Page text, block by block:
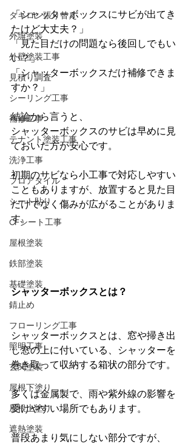
タキロン張り替え
外塀塗装
外壁塗装工事
見積り調査
シーリング工事
補修工事
テナント塗装工事
洗浄工事
フロアタイル
シート貼り
CFシート工事
屋根塗装
鉄部塗装
基礎塗装
錆止め
フローリング工事
照明工事
玄関塗装
屋根下塗り
屋根上塗り
遮熱塗装
「シャッターボックスにサビが出てき
たけど大丈夫？」
「見た目だけの問題なら後回しでもい
い？」
「シャッターボックスだけ補修できま
すか？」
結論から言うと、
シャッターボックスのサビは早めに見
ておいた方が安心です。
初期のサビなら小工事で対応しやすい
こともありますが、放置すると見た目
だけでなく傷みが広がることがありま
す。
シャッターボックスとは？
シャッターボックスとは、窓や掃き出
し窓の上に付いている、シャッターを
巻き取って収納する箱状の部分です。
多くは金属製で、雨や紫外線の影響を
受けやすい場所でもあります。
普段あまり気にしない部分ですが、